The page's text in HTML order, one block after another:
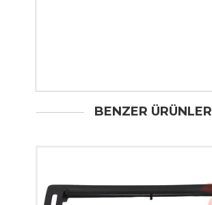
BENZER ÜRÜNLER